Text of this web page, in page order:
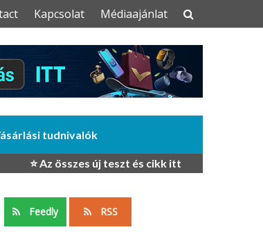
Kapcsolat Médiaajánlat
tudnivalók
⭐ Az összes új teszt és cikk itt
Feedly RSS